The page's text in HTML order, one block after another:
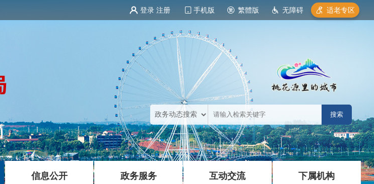
登录 注册 手机版 繁體版 无障碍 适老专区
信息公开 政务服务
|
互动交流
|
下属机构